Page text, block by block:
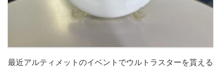
最近アルティメットのイベントでウルトラスターを貰える